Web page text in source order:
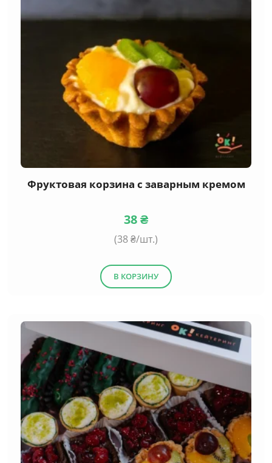
Фруктовая корзина с заварным кремом
38₴
(38₴/шт.)
В КОРЗИНУ